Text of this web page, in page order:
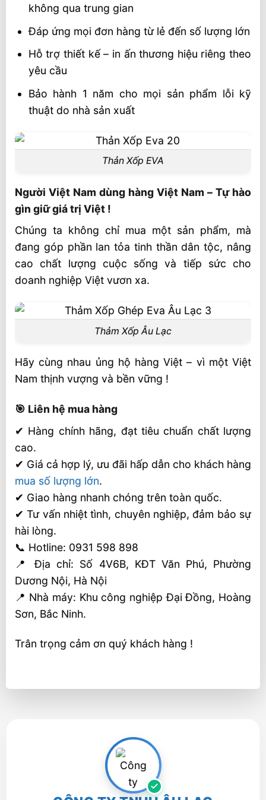
không qua trung gian
Đáp ứng mọi đơn hàng từ lẻ đến số lượng lớn
Hỗ trợ thiết kế – in ấn thương hiệu riêng theo
yêu cầu
Bảo hành 1 năm cho mọi sản phẩm lỗi kỹ
thuật do nhà sản xuất
Thản Xốp EVA
Người Việt Nam dùng hàng Việt Nam – Tự hào
gìn giữ giá trị Việt !
Chúng ta không chỉ mua một sản phẩm, mà
đang góp phần lan tỏa tinh thần dân tộc, nâng
cao chất lượng cuộc sống và tiếp sức cho
doanh nghiệp Việt vươn xa.
Thảm Xốp Âu Lạc
Hãy cùng nhau ủng hộ hàng Việt – vì một Việt
Nam thịnh vượng và bền vững !
🎯 Liên hệ mua hàng
✔ Hàng chính hãng, đạt tiêu chuẩn chất lượng
cao.
✔ Giá cả hợp lý, ưu đãi hấp dẫn cho khách hàng
mua số lượng lớn.
✔ Giao hàng nhanh chóng trên toàn quốc.
✔ Tư vấn nhiệt tình, chuyên nghiệp, đảm bảo sự
hài lòng.
📞 Hotline: 0931 598 898
📍 Địa chỉ: Số 4V6B, KĐT Văn Phú, Phường
Dương Nội, Hà Nội
📍 Nhà máy: Khu công nghiệp Đại Đồng, Hoàng
Sơn, Bắc Ninh.
Trân trọng cảm ơn quý khách hàng !